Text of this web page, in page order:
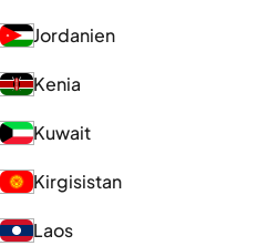
Jordanien
Kenia
Kuwait
Kirgisistan
Laos